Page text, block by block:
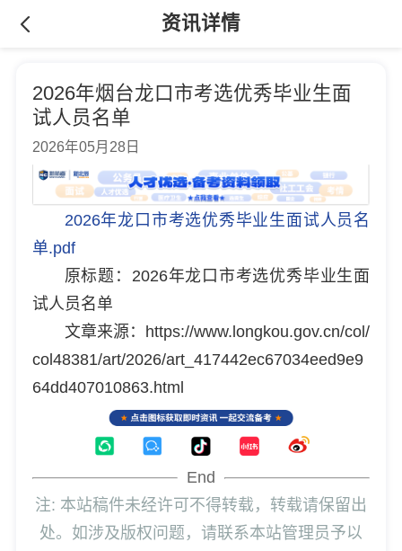
资讯详情
2026年烟台龙口市考选优秀毕业生面
试人员名单
2026年05月28日
2026年龙口市考选优秀毕业生面试人员名
单.pdf
原标题：2026年龙口市考选优秀毕业生面
试人员名单
文章来源：https://www.longkou.gov.cn/col/
col48381/art/2026/art_417442ec67034eed9e9
64dd407010863.html
End
注: 本站稿件未经许可不得转载，转载请保留出
处。如涉及版权问题，请联系本站管理员予以